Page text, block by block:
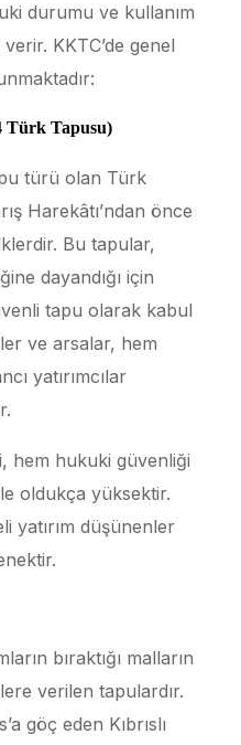
durumu ve kullanım
KKTC’de genel
Türk Tapusu)
türü olan Türk
Harekâtı’ndan önce
Bu tapular,
dayandığı için
tapu olarak kabul
ve arsalar, hem
yatırımcılar
hem hukuki güvenliği
oldukça yüksektir.
yatırım düşünenler
bıraktığı malların
verilen tapulardır.
göç eden Kıbrıslı